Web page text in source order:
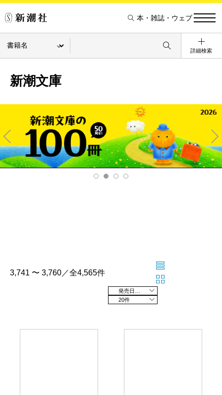
本・雑誌・ウェブ
詳細検索
新潮文庫
Pre
v
Ne
xt
3,741 〜 3,760／全4,565件
20件